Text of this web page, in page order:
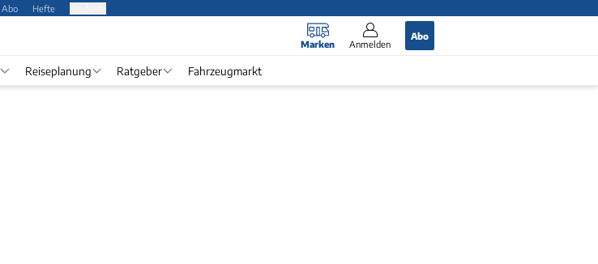
Abo Hefte
Marken Anmelden
Abo
Reiseplanung Ratgeber Fahrzeugmarkt